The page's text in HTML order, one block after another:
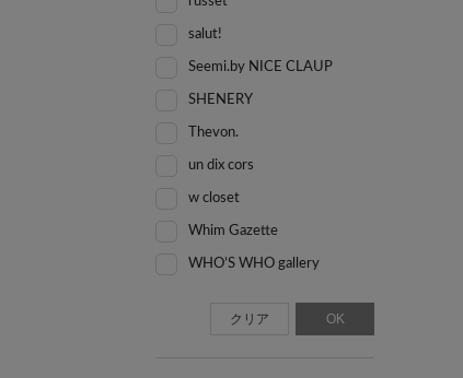
salut!
Seemi.by NICE CLAUP
SHENERY
Thevon.
un dix cors
w closet
Whim Gazette
WHO’S WHO gallery
クリア OK